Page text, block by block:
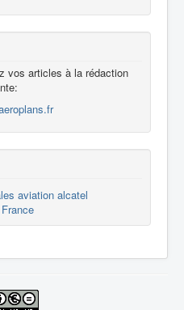
vos articles à la rédaction
aviation alcatel